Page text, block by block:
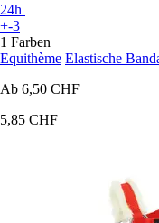
24h
+-3
1 Farben
Equithème Elastische
Ab 6,50 CHF
5,85 CHF